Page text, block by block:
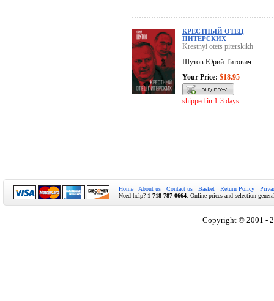
КРЕСТНЫЙ ОТЕЦ
ПИТЕРСКИХ
Krestnyi otets piterskikh
Шутов Юрий Титович
Your Price: $18.95
shipped in 1-3 days
Home About us Contact us Basket Return Policy
Need help? 1-718-787-0664 . Online prices and selection
Copyright © 2001 -